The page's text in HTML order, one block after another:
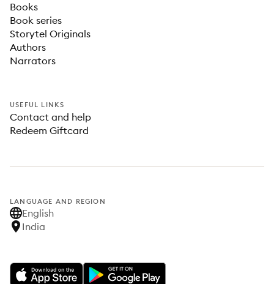
Books
Book series
Storytel Originals
Authors
Narrators
USEFUL LINKS
Contact and help
Redeem Giftcard
LANGUAGE AND REGION
English
India